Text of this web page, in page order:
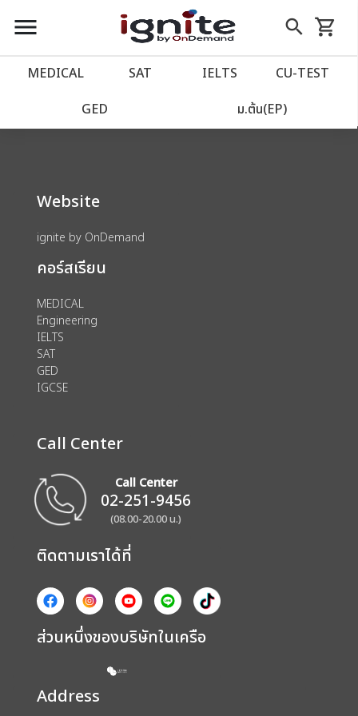
close
account_balance หน้าแรก
เว็บไซต์อิกไนท์
import_contacts วางแผนการเรียน
account_circle เข้าสู่ระบบ
assignment ลงทะเบียน
menu search
Skip
to
shopping_cart
รถเข็น
MEDICAL SAT IELTS CU‑TEST
GED ม.ต้น(EP)
We could not find anything for 80000179
Website
ignite by OnDemand
คอร์สเรียน
MEDICAL
Engineering
IELTS
SAT
GED
IGCSE
Call Center
Call Center
02-251-9456
(08.00-20.00 น.)
ติดตามเราได้ที่
ส่วนหนึ่งของบริษัทในเครือ
Address